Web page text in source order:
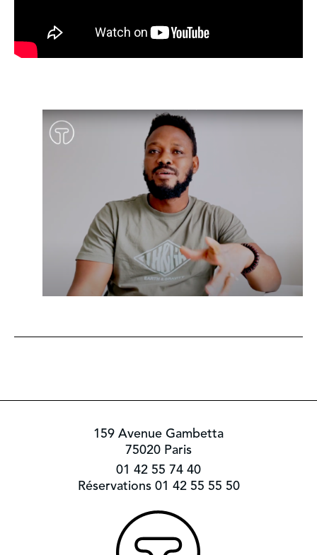
159 Avenue Gambetta
75020 Paris
01 42 55 74 40
Réservations 01 42 55 55 50